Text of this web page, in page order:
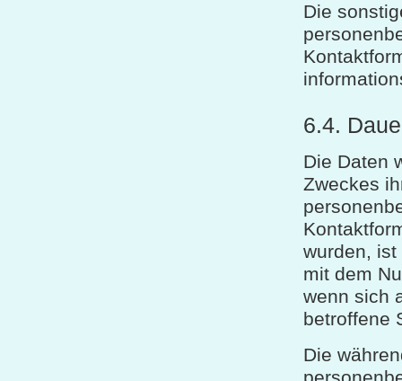
Die
6.4.
Die Daten
Zweckes
wurden,
mit dem
wenn sich
betroffene
Die